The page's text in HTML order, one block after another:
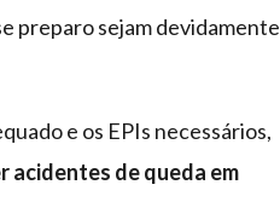
preparo sejam devidamente
e os EPIs necessários,
acidentes de queda em